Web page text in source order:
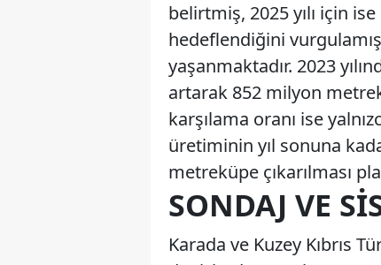
belirtmiş, 2025 yılı için
hedeflendiğini
yaşanmaktadır. 2023
artarak 852 milyon
karşılama oranı ise
üretiminin yıl sonuna
metreküpe çıkarılması
SONDAJ VE
Karada ve Kuzey Kıbrıs